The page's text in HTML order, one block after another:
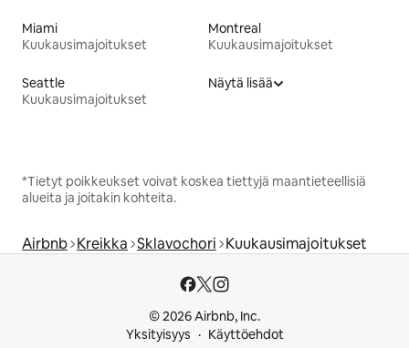
Miami
Kuukausimajoitukset
Montreal
Kuukausimajoitukset
Seattle
Kuukausimajoitukset
Näytä lisää
*Tietyt poikkeukset voivat koskea tiettyjä maantieteellisiä
alueita ja joitakin kohteita.
Airbnb Kreikka Sklavochori Kuukausimajoitukset
© 2026 Airbnb, Inc.
Yksityisyys
Käyttöehdot